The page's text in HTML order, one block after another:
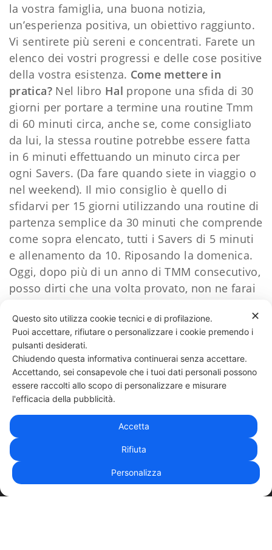
la vostra famiglia, una buona notizia,
un’esperienza positiva, un obiettivo raggiunto.
Vi sentirete più sereni e concentrati. Farete un
elenco dei vostri progressi e delle cose positive
della vostra esistenza. Come mettere in
pratica?Nel libro Hal propone una sfida di 30
giorni per portare a termine una routine Tmm
di 60 minuti circa, anche se, come consigliato
da lui, la stessa routine potrebbe essere fatta
in 6 minuti effettuando un minuto circa per
ogni Savers. (Da fare quando siete in viaggio o
nel weekend). Il mio consiglio è quello di
sfidarvi per 15 giorni utilizzando una routine di
partenza semplice da 30 minuti che comprende
come sopra elencato, tutti i Savers di 5 minuti
e allenamento da 10. Riposando la domenica.
Oggi, dopo più di un anno di TMM consecutivo,
posso dirti che una volta provato, non ne farai
117 LIKES
331 818 4777DANIELE ESPOSITO
| PRIVACY POLICY
✕
Questo sito utilizza cookie tecnici e di profilazione.
Puoi accettare, rifiutare o personalizzare i cookie premendo i
pulsanti desiderati.
Chiudendo questa informativa continuerai senza accettare.
Accettando, sei consapevole che i tuoi dati personali possono
essere raccolti allo scopo di personalizzare e misurare
l'efficacia della pubblicità.
Accetta
Rifiuta
Personalizza